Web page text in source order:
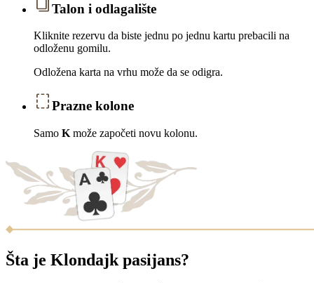
Talon i odlagalište
Kliknite rezervu da biste jednu po jednu kartu prebacili na
odloženu gomilu.
Odložena karta na vrhu može da se odigra.
Prazne kolone
Samo K može započeti novu kolonu.
Šta je Klondajk pasijans?